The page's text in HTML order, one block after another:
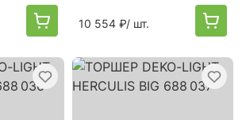
10 554 ₽/ шт.